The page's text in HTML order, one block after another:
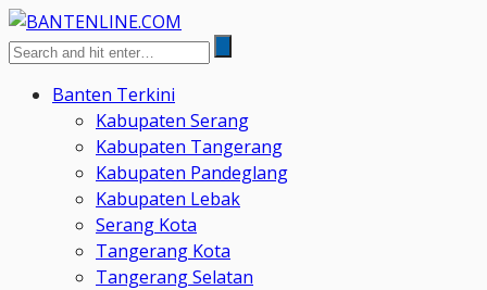
Banten Terkini
Kabupaten Serang
Kabupaten Tangerang
Kabupaten Pandeglang
Kabupaten Lebak
Serang Kota
Tangerang Kota
Tangerang Selatan